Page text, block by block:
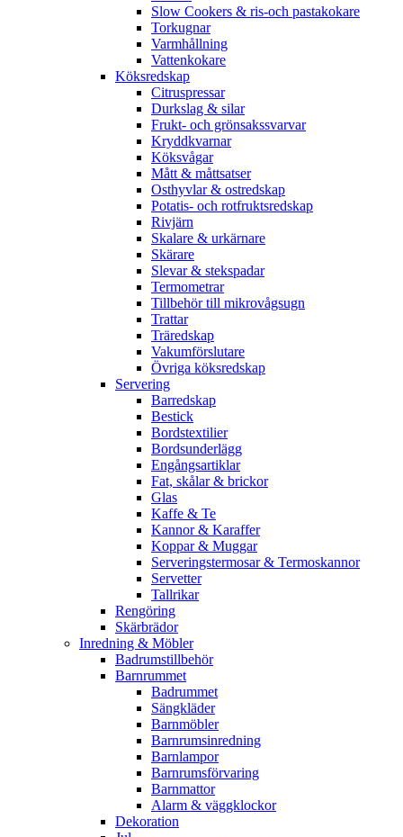
Slow Cookers & ris-och pastakokare
Torkugnar
Varmhållning
Vattenkokare
Köksredskap
Citruspressar
Durkslag & silar
Frukt- och grönsakssvarvar
Kryddkvarnar
Köksvågar
Mått & måttsatser
Osthyvlar & ostredskap
Potatis- och rotfruktsredskap
Rivjärn
Skalare & urkärnare
Skärare
Slevar & stekspadar
Termometrar
Tillbehör till mikrovågsugn
Trattar
Träredskap
Vakumförslutare
Övriga köksredskap
Servering
Barredskap
Bestick
Bordstextilier
Bordsunderlägg
Engångsartiklar
Fat, skålar & brickor
Glas
Kaffe & Te
Kannor & Karaffer
Koppar & Muggar
Serveringstermosar & Termoskannor
Servetter
Tallrikar
Rengöring
Skärbrädor
Inredning & Möbler
Badrumstillbehör
Barnrummet
Badrummet
Sängkläder
Barnmöbler
Barnrumsinredning
Barnlampor
Barnrumsförvaring
Barnmattor
Alarm & väggklockor
Dekoration